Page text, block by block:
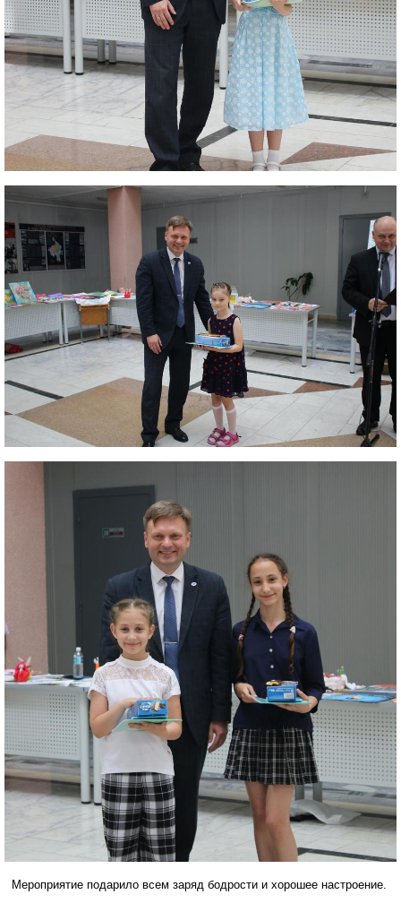
Мероприятие подарило всем заряд бодрости и хорошее настроение.